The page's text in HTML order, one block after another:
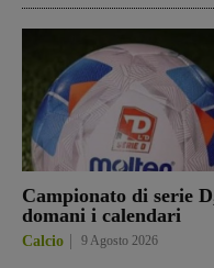
Campionato di serie
domani i calendari
Calcio 9 Agosto 2026